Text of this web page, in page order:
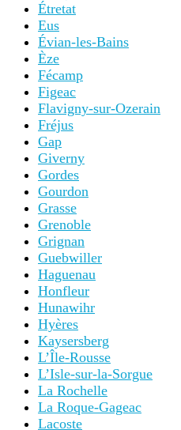
Étretat
Eus
Évian-les-Bains
Èze
Fécamp
Figeac
Flavigny-sur-Ozerain
Fréjus
Gap
Giverny
Gordes
Gourdon
Grasse
Grenoble
Grignan
Guebwiller
Haguenau
Honfleur
Hunawihr
Hyères
Kaysersberg
L’Île-Rousse
L’Isle-sur-la-Sorgue
La Rochelle
La Roque-Gageac
Lacoste